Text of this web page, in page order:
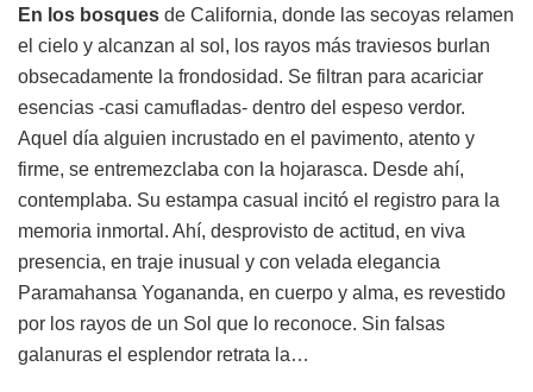
En los bosques de California, donde las secoyas relamen
el cielo y alcanzan al sol, los rayos más traviesos burlan
obsecadamente la frondosidad. Se filtran para acariciar
esencias -casi camufladas- dentro del espeso verdor.
Aquel día alguien incrustado en el pavimento, atento y
firme, se entremezclaba con la hojarasca. Desde ahí,
contemplaba. Su estampa casual incitó el registro para la
memoria inmortal. Ahí, desprovisto de actitud, en viva
presencia, en traje inusual y con velada elegancia
Paramahansa Yogananda, en cuerpo y alma, es revestido
por los rayos de un Sol que lo reconoce. Sin falsas
galanuras el esplendor retrata la…